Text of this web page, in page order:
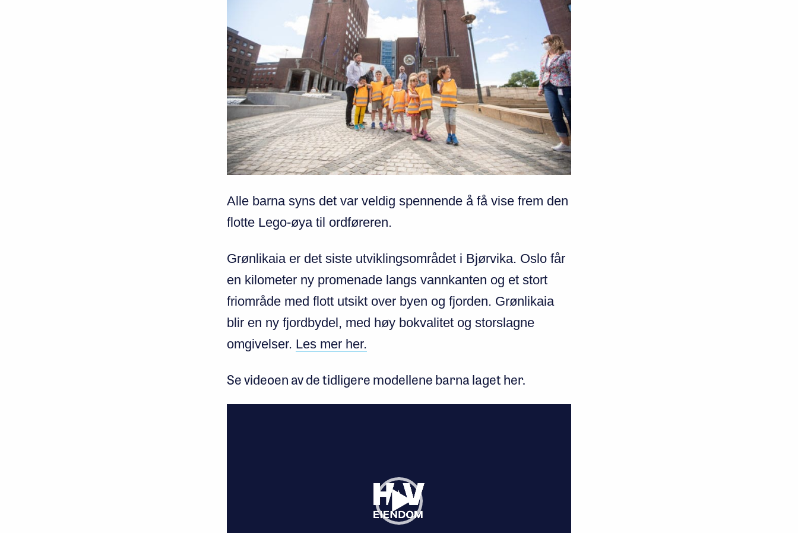
Alle barna syns det var veldig spennende å få vise frem den
flotte Lego-øya til ordføreren.
Grønlikaia er det siste utviklingsområdet i Bjørvika. Oslo får
en kilometer ny promenade langs vannkanten og et stort
friområde med flott utsikt over byen og fjorden. Grønlikaia
blir en ny fjordbydel, med høy bokvalitet og storslagne
omgivelser. Les mer her.
Se videoen av de tidligere modellene barna laget her.